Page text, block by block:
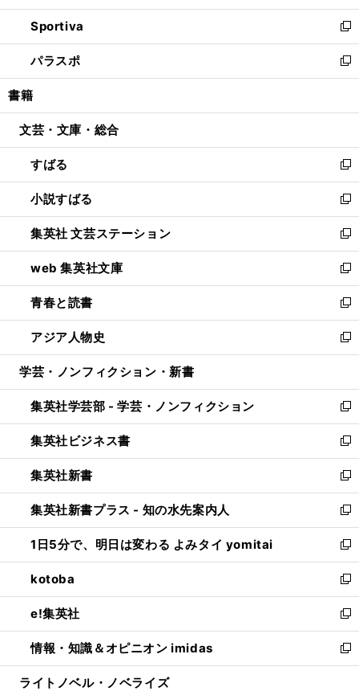
開
く
ン
ド
ウ
で
開
ウ
ィ
ン
ド
ウ
開
し
い
ウ
ィ
ン
ウ
開
く
Sportiva
新
し
い
ウ
ン
ウ
で
開
く
パラスポ
新
し
ウ
ン
ド
ウ
で
開
く
書籍
文芸・文庫・総合
すばる
新
し
い
ウ
ィ
ン
ド
ウ
で
開
く
小説すばる
新
し
い
ウ
ィ
ン
ド
ウ
で
開
集英社 文芸ステーション
新
し
い
ウ
ィ
ン
ド
ウ
開
く
web 集英社文庫
新
し
い
ウ
ィ
ン
ウ
で
開
く
青春と読書
新
し
い
ウ
ン
ド
ウ
で
開
く
アジア人物史
新
し
ウ
ィ
ン
ド
ウ
で
開
く
学芸・ノンフィクション・新書
集英社学芸部 - 学芸・ノンフィクション
新
し
い
ウ
ィ
ン
ド
ウ
で
開
く
集英社ビジネス書
新
し
い
ウ
ィ
ン
ド
ウ
で
開
く
集英社新書
新
し
い
ウ
ィ
ン
ド
ウ
で
開
く
集英社新書プラス - 知の水先案内人
新
し
い
ウ
ィ
ン
ド
ウ
で
開
1日5分で、明日は変わる よみタイ yomitai
新
し
い
ウ
ィ
ン
ド
ウ
kotoba
新
し
い
ウ
ィ
ン
e!集英社
新
し
い
ウ
情報・知識＆オピニオン imidas
新
し
ライトノベル・ノベライズ